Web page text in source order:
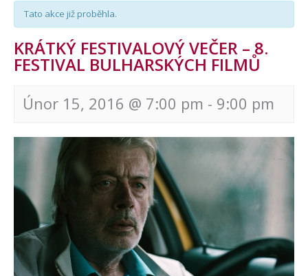
Tato akce již proběhla.
KRÁTKÝ FESTIVALOVÝ VEČER – 8.
FESTIVAL BULHARSKÝCH FILMŮ
Únor 15, 2016 @ 7:00 pm - 9:00 pm
Navigace
pro
akce